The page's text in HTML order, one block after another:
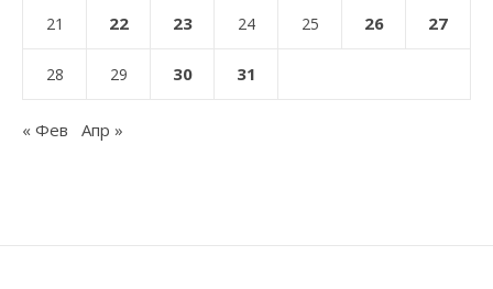
21 22 23 24 25 26 27
28 29 30 31
« Фев Апр »